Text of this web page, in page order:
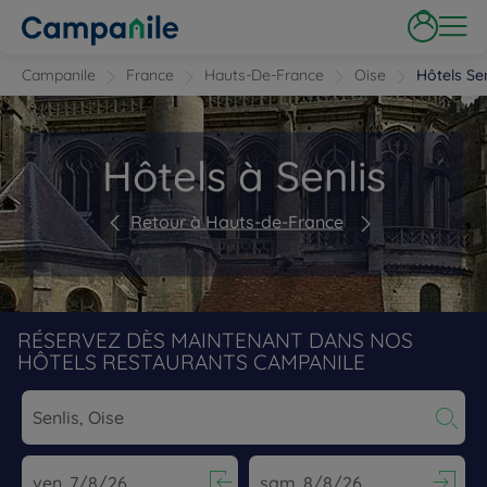
Campanile France Hauts-De-France Oise Hôtels
Hôtels à Senlis
Retour à Hauts-de-France
RÉSERVEZ DÈS MAINTENANT DANS NOS
HÔTELS RESTAURANTS CAMPANILE